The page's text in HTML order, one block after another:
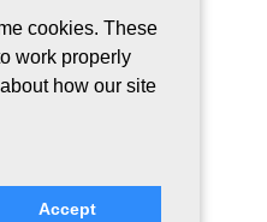
cookies. These
work properly
how our site
Accept